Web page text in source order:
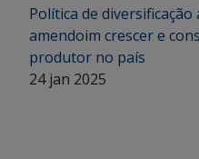
Política de
amendoim crescer e
produtor no país
24 jan 2025